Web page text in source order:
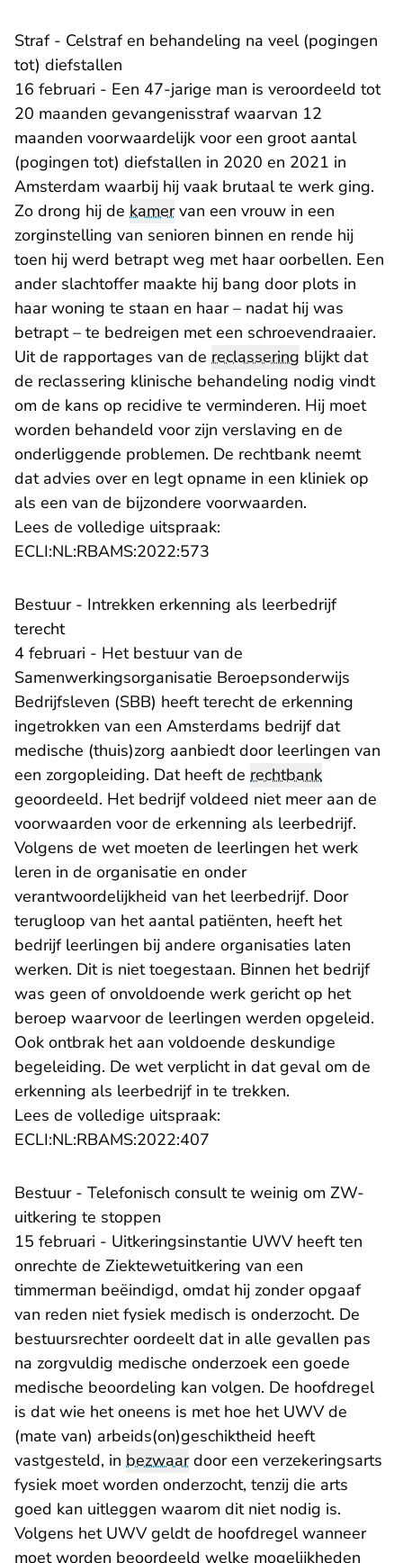
Straf - Celstraf en behandeling na veel (pogingen
tot) diefstallen
16 februari - Een 47-jarige man is veroordeeld tot
20 maanden gevangenisstraf waarvan 12
maanden voorwaardelijk voor een groot aantal
(pogingen tot) diefstallen in 2020 en 2021 in
Amsterdam waarbij hij vaak brutaal te werk ging.
Zo drong hij de kamervan een vrouw in een
zorginstelling van senioren binnen en rende hij
toen hij werd betrapt weg met haar oorbellen. Een
ander slachtoffer maakte hij bang door plots in
haar woning te staan en haar – nadat hij was
betrapt – te bedreigen met een schroevendraaier.
Uit de rapportages van de reclassering blijkt dat
de reclassering klinische behandeling nodig vindt
om de kans op recidive te verminderen. Hij moet
worden behandeld voor zijn verslaving en de
onderliggende problemen. De rechtbank neemt
dat advies over en legt opname in een kliniek op
als een van de bijzondere voorwaarden.
Lees de volledige uitspraak:
ECLI:NL:RBAMS:2022:573
Bestuur - Intrekken erkenning als leerbedrijf
terecht
4 februari - Het bestuur van de
Samenwerkingsorganisatie Beroepsonderwijs
Bedrijfsleven (SBB) heeft terecht de erkenning
ingetrokken van een Amsterdams bedrijf dat
medische (thuis)zorg aanbiedt door leerlingen van
een zorgopleiding. Dat heeft de rechtbank
geoordeeld. Het bedrijf voldeed niet meer aan de
voorwaarden voor de erkenning als leerbedrijf.
Volgens de wet moeten de leerlingen het werk
leren in de organisatie en onder
verantwoordelijkheid van het leerbedrijf. Door
terugloop van het aantal patiënten, heeft het
bedrijf leerlingen bij andere organisaties laten
werken. Dit is niet toegestaan. Binnen het bedrijf
was geen of onvoldoende werk gericht op het
beroep waarvoor de leerlingen werden opgeleid.
Ook ontbrak het aan voldoende deskundige
begeleiding. De wet verplicht in dat geval om de
erkenning als leerbedrijf in te trekken.
Lees de volledige uitspraak:
ECLI:NL:RBAMS:2022:407
Bestuur - Telefonisch consult te weinig om ZW-
uitkering te stoppen
15 februari - Uitkeringsinstantie UWV heeft ten
onrechte de Ziektewetuitkering van een
timmerman beëindigd, omdat hij zonder opgaaf
van reden niet fysiek medisch is onderzocht. De
bestuursrechter oordeelt dat in alle gevallen pas
na zorgvuldig medische onderzoek een goede
medische beoordeling kan volgen. De hoofdregel
is dat wie het oneens is met hoe het UWV de
(mate van) arbeids(on)geschiktheid heeft
vastgesteld, in bezwaardoor een verzekeringsarts
fysiek moet worden onderzocht, tenzij die arts
goed kan uitleggen waarom dit niet nodig is.
Volgens het UWV geldt de hoofdregel wanneer
moet worden beoordeeld welke mogelijkheden